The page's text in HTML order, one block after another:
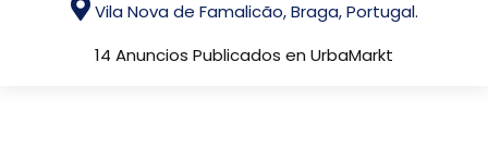
Vila Nova de Famalicão, Braga, Portugal.
14 Anuncios Publicados en UrbaMarkt